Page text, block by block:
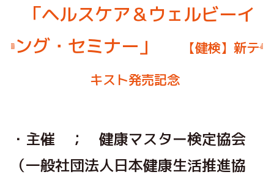
「ヘルスケア＆ウェルビーイ
ング・セミナー」
【健検】新テ
キスト発売記念
・主催 ； 健康マスター検定協会
（一般社団法人日本健康生活推進協